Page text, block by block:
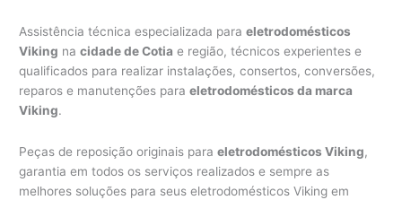
Assistência técnica especializada paraeletrodomésticos
Viking nacidade de Cotia e região, técnicos experientes e
qualificados para realizar instalações, consertos, conversões,
reparos e manutenções paraeletrodomésticos da marca
Viking.
Peças de reposição originais paraeletrodomésticos Viking,
garantia em todos os serviços realizados e sempre as
melhores soluções para seus eletrodomésticos Viking em